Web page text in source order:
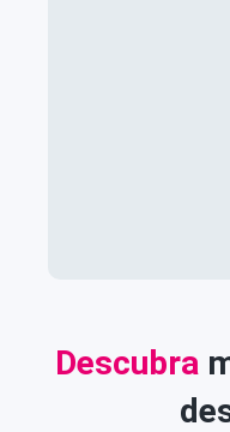
Descubra